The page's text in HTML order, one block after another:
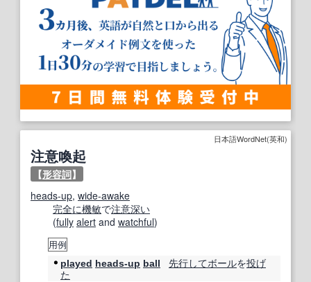
日本語WordNet(英和)
注意喚起
【形容詞】
heads-up, wide-awake
完全に機敏で注意深い
(fully alert and watchful)
用例
played heads-up ball 先行してボールを投げ
た